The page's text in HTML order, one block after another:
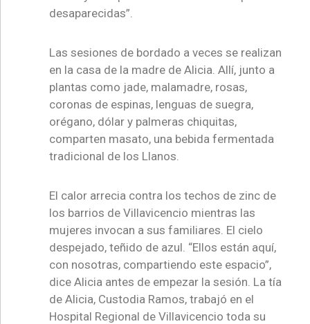
desaparecidas”.
Las sesiones de bordado a veces se realizan
en la casa de la madre de Alicia. Allí, junto a
plantas como jade, malamadre, rosas,
coronas de espinas, lenguas de suegra,
orégano, dólar y palmeras chiquitas,
comparten masato, una bebida fermentada
tradicional de los Llanos.
El calor arrecia contra los techos de zinc de
los barrios de Villavicencio mientras las
mujeres invocan a sus familiares. El cielo
despejado, teñido de azul. “Ellos están aquí,
con nosotras, compartiendo este espacio”,
dice Alicia antes de empezar la sesión. La tía
de Alicia, Custodia Ramos, trabajó en el
Hospital Regional de Villavicencio toda su